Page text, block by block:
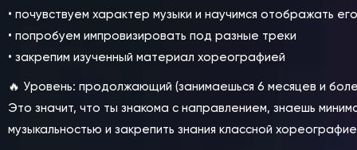
• почувствуем характер музыки и научимся отображать
• попробуем импровизировать под разные треки
• закрепим изученный материал хореографией
🔥 Уровень: продолжающий (занимаешься 6 месяцев и
Это значит, что ты знакома с направлением, знаешь
музыкальностью и закрепить знания классной